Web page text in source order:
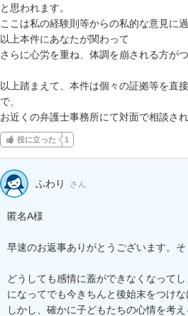
と思われます。
ここは私の経験則等からの私的な意見に
以上本件にあなたが関わって
さらに心労を重ね、体調を崩される方が
以上踏まえて、本件は個々の証拠等を直
で、
お近くの弁護士事務所にて対面で相談さ
役に立った 1
ふわり さん
匿名A様
早速のお返事ありがとうございます。
どうしても感情に蓋ができなくなって
になってでも今きちんと後始末をつけな
しかし、確かに子どもたちの心情を考